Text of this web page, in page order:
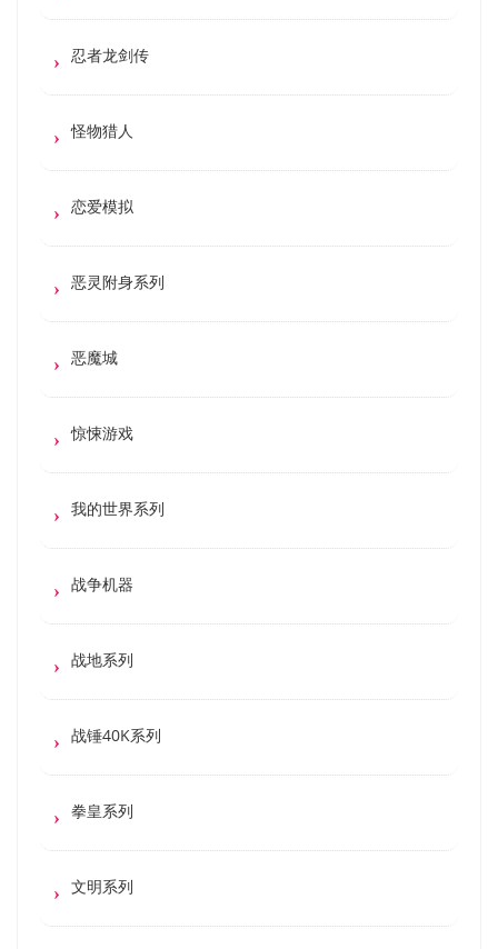
忍者龙剑传
怪物猎人
恋爱模拟
恶灵附身系列
恶魔城
惊悚游戏
我的世界系列
战争机器
战地系列
战锤40K系列
拳皇系列
文明系列